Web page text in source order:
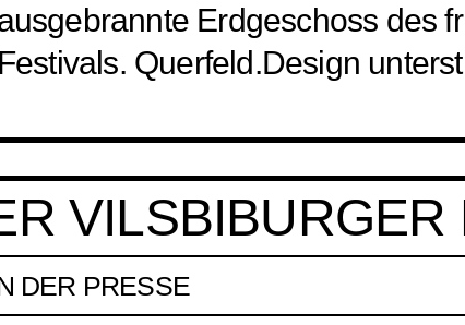
Erdgeschoss des
Querfeld.Design
VILSBIBURGER
DER PRESSE